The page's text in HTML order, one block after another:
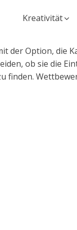
Kreativität
der Option, die
ob sie die
finden.